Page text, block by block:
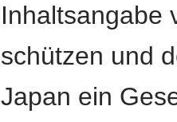
Inhaltsangabe
schützen und
Japan ein